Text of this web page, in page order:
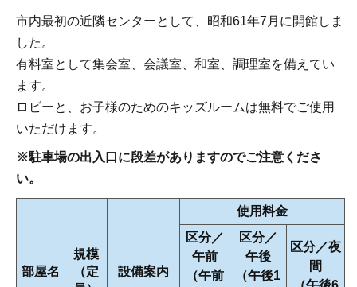
市内最初の近隣センターとして、昭和61年7月に開館しま
した。
有料室として集会室、会議室、和室、調理室を備えてい
ます。
ロビーと、お子様のためのキッズルームは無料でご使用
いただけます。
※駐車場の出入口に段差がありますのでご注意くださ
い。
部屋名
規模
（定
設備案内
使用料金
区分／
午前
（午前
区分／
午後
（午後1
区分／夜
間